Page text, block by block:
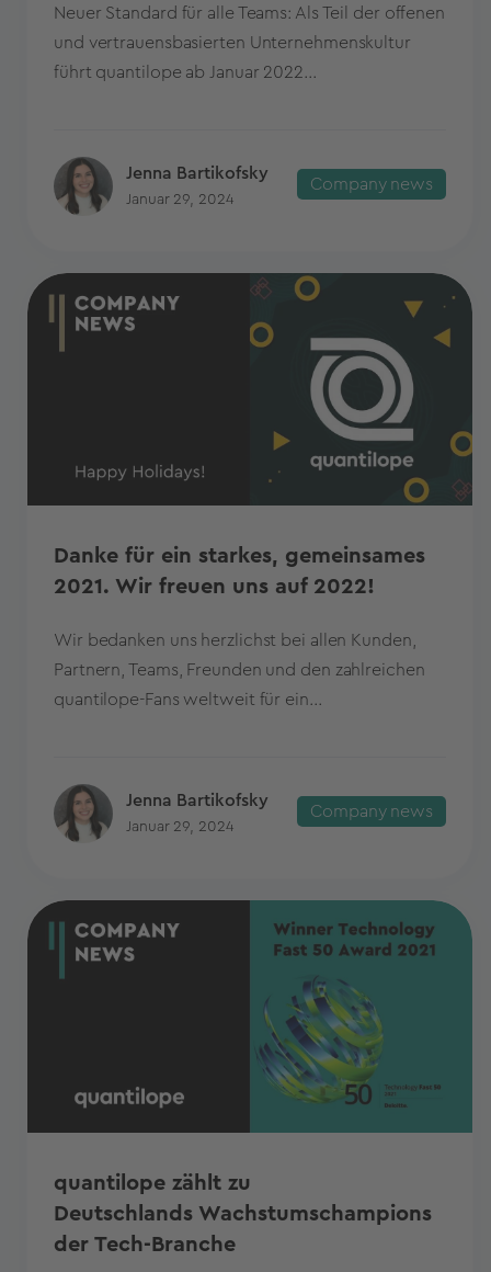
Neuer Standard für alle Teams: Als Teil der offenen
und vertrauensbasierten Unternehmenskultur
führt quantilope ab Januar 2022...
Jenna Bartikofsky
Januar 29, 2024
Company news
Danke für ein starkes, gemeinsames
2021. Wir freuen uns auf 2022!
Wir bedanken uns herzlichst bei allen Kunden,
Partnern, Teams, Freunden und den zahlreichen
quantilope-Fans weltweit für ein...
Jenna Bartikofsky
Januar 29, 2024
Company news
quantilope zählt zu
Deutschlands Wachstumschampions
der Tech-Branche